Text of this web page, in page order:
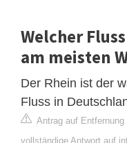
Welcher
am meisten
Der Rhein ist der
Fluss in
Antrag auf Entfernung
vollständige Antwort auf